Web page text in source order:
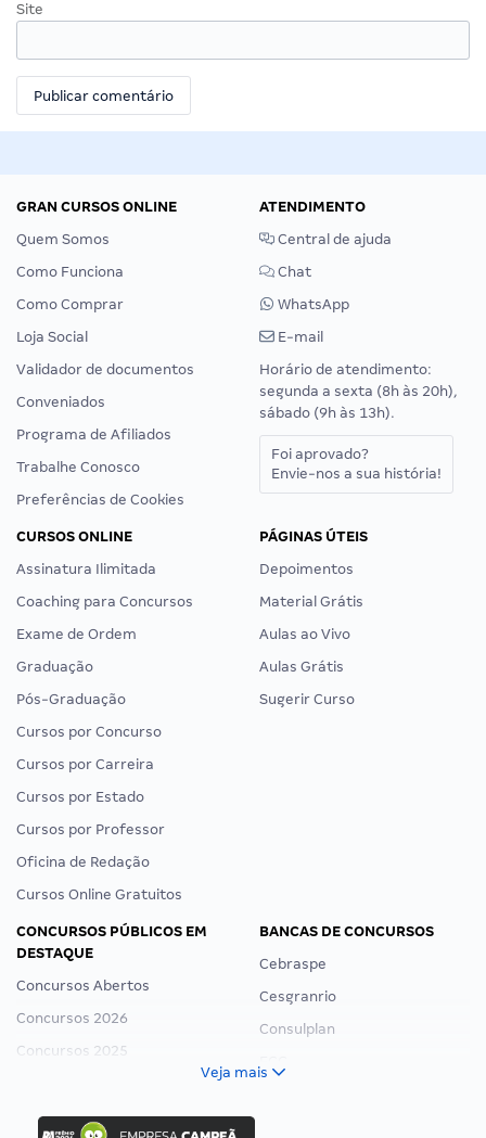
Site
GRAN CURSOS ONLINE
Quem Somos
Como Funciona
Como Comprar
Loja Social
Validador de documentos
Conveniados
Programa de Afiliados
Trabalhe Conosco
Preferências de Cookies
ATENDIMENTO
Central de ajuda
Chat
WhatsApp
E-mail
Horário de atendimento:
segunda a sexta (8h às 20h),
sábado (9h às 13h).
Foi aprovado?
Envie-nos a sua história!
CURSOS ONLINE
Assinatura Ilimitada
Coaching para Concursos
Exame de Ordem
Graduação
Pós-Graduação
Cursos por Concurso
Cursos por Carreira
Cursos por Estado
Cursos por Professor
Oficina de Redação
Cursos Online Gratuitos
PÁGINAS ÚTEIS
Depoimentos
Material Grátis
Aulas ao Vivo
Aulas Grátis
Sugerir Curso
CONCURSOS PÚBLICOS EM
DESTAQUE
Concursos Abertos
Concursos 2026
Concursos 2025
Concurso Ibama
BANCAS DE CONCURSOS
Cebraspe
Cesgranrio
Consulplan
Veja mais